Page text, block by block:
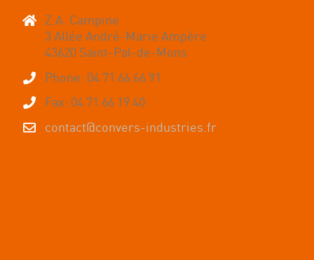
Z.A. Campine
3 Allée André-Marie Ampère
43620 Saint-Pal-de-Mons
Phone: 04 71 66 66 91
Fax: 04 71 66 19 40
contact@convers-industries.fr